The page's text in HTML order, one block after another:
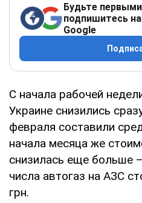
Будьте
подпишитесь
Google
С начала рабочей
Украине снизились
февраля составили
начала месяца же
снизилась еще больше
числа автогаз на АЗС
грн.